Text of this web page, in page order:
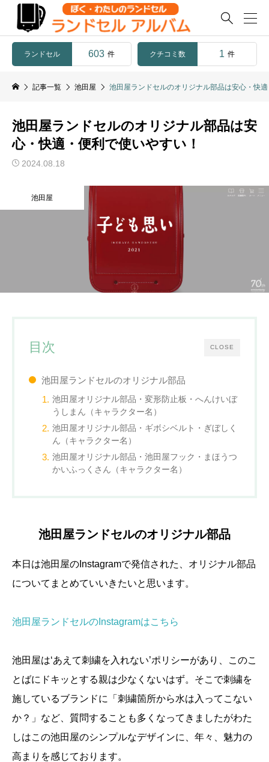

ランドセル 603 件 クチコミ数 1 件
記事一覧 池田屋 池田屋ランドセルのオリジナル部品は安心・快
池田屋ランドセルのオリジナル部品は安
心・快適・便利で使いやすい！
2024.08.18
池田屋
CLOSE
目次
池田屋ランドセルのオリジナル部品
池田屋オリジナル部品・変形防止板・へんけいぼ
うしまん（キャラクター名）
池田屋オリジナル部品・ギボシベルト・ぎぼしく
ん（キャラクター名）
池田屋オリジナル部品・池田屋フック・まほうつ
かいふっくさん（キャラクター名）
池田屋ランドセルのオリジナル部品
本日は池田屋のInstagramで発信された、オリジナル部品
についてまとめていいきたいと思います。
池田屋ランドセルのInstagramはこちら
池田屋は‘あえて刺繍を入れない’ポリシーがあり、このこ
とばにドキッとする親は少なくないはず。そこで刺繍を
施しているブランドに「刺繍箇所から水は入ってこない
か？」など、質問することも多くなってきましたがわた
しはこの池田屋のシンプルなデザインに、年々、魅力の
高まりを感じております。